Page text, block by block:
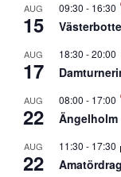
AUG
15
09:30 - 16:30
AUG
17
18:30 -20:00
AUG
22
08:00 - 17:00
Ängelholm
AUG
22
11:30 - 17:30